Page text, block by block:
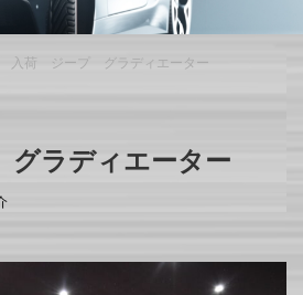
入荷 ジープ グラディエーター
ラディエーター